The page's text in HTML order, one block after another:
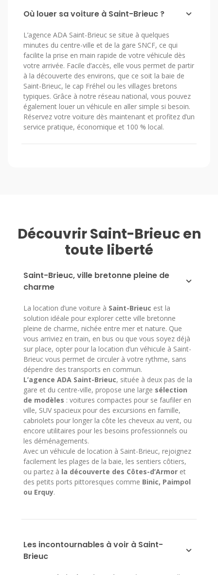
Où louer sa voiture à Saint-Brieuc ?
L’agence ADA Saint-Brieuc se situe à quelques
minutes du centre-ville et de la gare SNCF, ce qui
facilite la prise en main rapide de votre véhicule dès
votre arrivée. Facile d’accès, elle vous permet de partir
à la découverte des environs, que ce soit la baie de
Saint-Brieuc, le cap Fréhel ou les villages bretons
typiques. Grâce à notre réseau national, vous pouvez
également louer un véhicule en aller simple si besoin.
Réservez votre voiture dès maintenant et profitez d’un
service pratique, économique et 100 % local.
Découvrir Saint-Brieuc en
toute liberté
Saint-Brieuc, ville bretonne pleine de
charme
La location d’une voiture à Saint-Brieuc est la
solution idéale pour explorer cette ville bretonne
pleine de charme, nichée entre mer et nature. Que
vous arriviez en train, en bus ou que vous soyez déjà
sur place, opter pour la location d’un véhicule à Saint-
Brieuc vous permet de circuler à votre rythme, sans
dépendre des transports en commun.
L’agence ADA Saint-Brieuc, située à deux pas de la
gare et du centre-ville, propose une large sélection
de modèles : voitures compactes pour se faufiler en
ville, SUV spacieux pour des excursions en famille,
cabriolets pour longer la côte les cheveux au vent, ou
encore utilitaires pour les besoins professionnels ou
les déménagements.
Avec un véhicule de location à Saint-Brieuc, rejoignez
facilement les plages de la baie, les sentiers côtiers,
ou partez à la découverte des Côtes-d’Armor et
des petits ports pittoresques comme Binic, Paimpol
ou Erquy.
Les incontournables à voir à Saint-
Brieuc